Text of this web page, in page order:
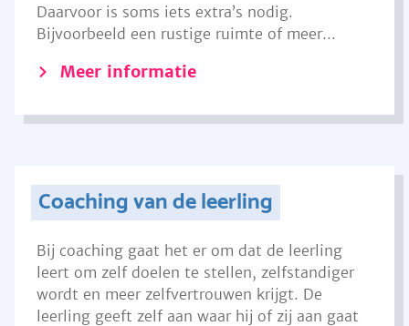
Daarvoor is soms iets extra’s nodig.
Bijvoorbeeld een rustige ruimte of meer...
Meer informatie
Coaching van de leerling
Bij coaching gaat het er om dat de leerling
leert om zelf doelen te stellen, zelfstandiger
wordt en meer zelfvertrouwen krijgt. De
leerling geeft zelf aan waar hij of zij aan gaat